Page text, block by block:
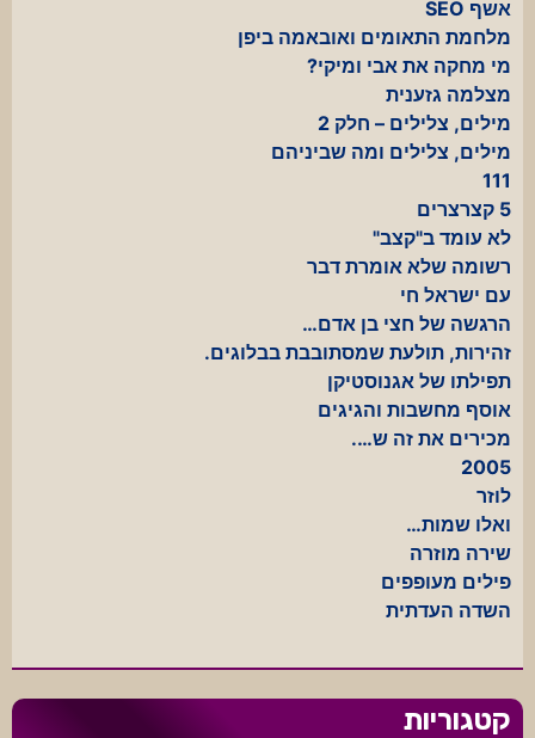
אשף SEO
מלחמת התאומים ואובאמה ביפן
מי מחקה את אבי ומיקי?
מצלמה גזענית
מילים, צלילים – חלק 2
מילים, צלילים ומה שביניהם
111
5 קצרצרים
לא עומד ב"קצב"
רשומה שלא אומרת דבר
עם ישראל חי
הרגשה של חצי בן אדם…
זהירות, תולעת שמסתובבת בבלוגים.
תפילתו של אגנוסטיקן
אוסף מחשבות והגיגים
מכירים את זה ש….
2005
לוזר
ואלו שמות…
שירה מוזרה
פילים מעופפים
השדה העדתית
קטגוריות